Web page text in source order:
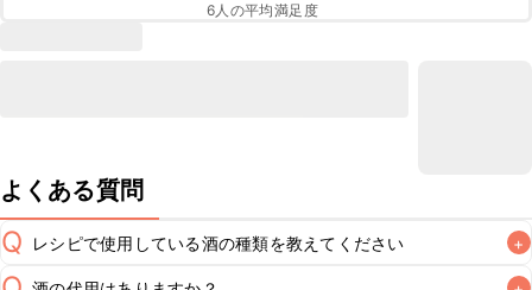
6人の平均満足度
よくある質問
Q レシピで使用している酒の種類を教えてください +